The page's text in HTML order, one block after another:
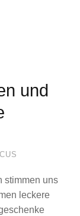
und
stimmen uns
leckere